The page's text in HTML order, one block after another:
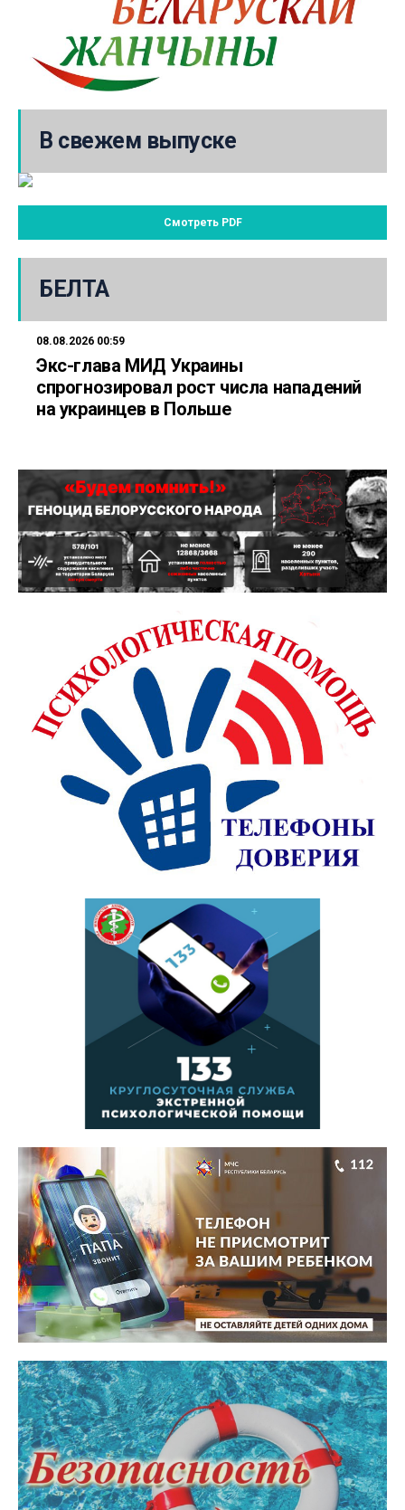
В свежем выпуске
Смотреть PDF
БЕЛТА
08.08.2026 00:59
Экс-глава МИД Украины
спрогнозировал рост числа нападений
на украинцев в Польше